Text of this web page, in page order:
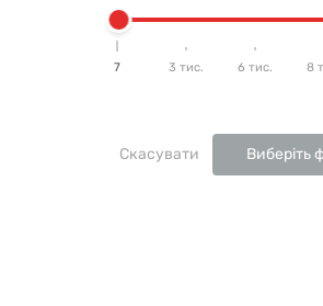
7 3 тис. 6 тис. 8
Скасувати Виберіть